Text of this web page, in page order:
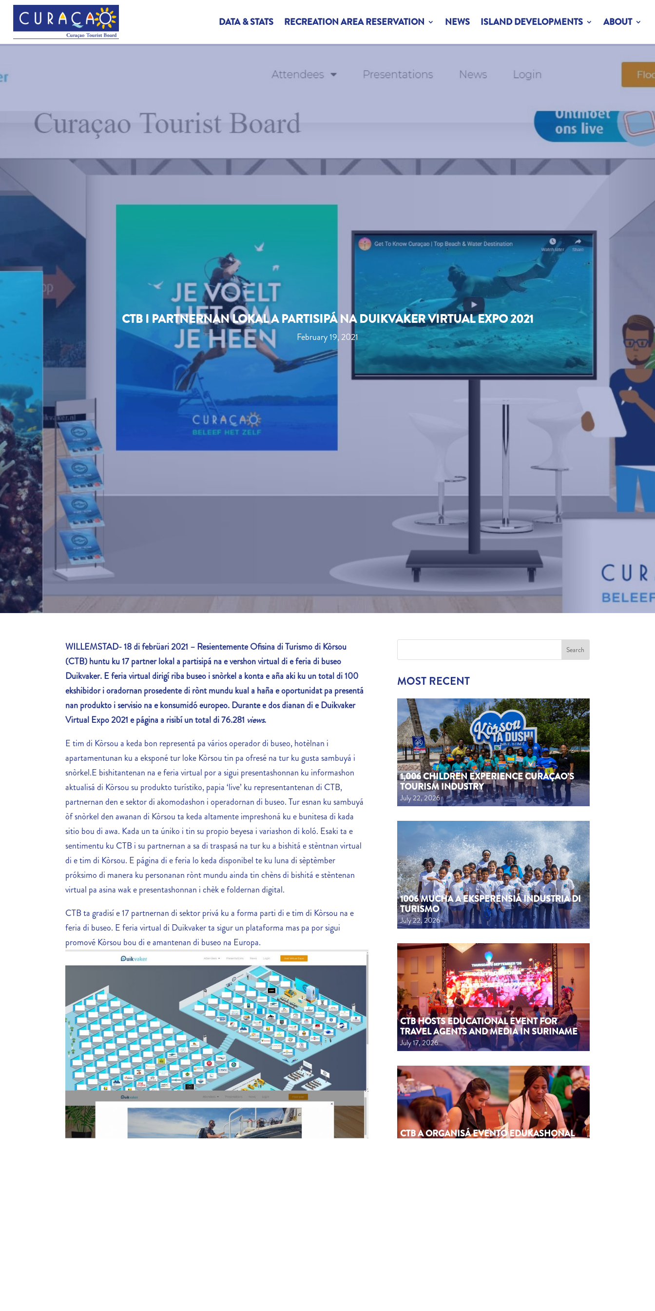
DATA & STATS RECREATION AREA RESERVATION NEWS ISLAND DEVELOPMENTS ABOUT
CTB I PARTNERNAN LOKAL A PARTISIPÁ NA DUIKVAKER VIRTUAL EXPO 2021
February 19, 2021
WILLEMSTAD- 18 di febrüari 2021 – Resientemente Ofisina di Turismo di Kòrsou
(CTB) huntu ku 17 partner lokal a partisipá na e vershon virtual di e feria di buseo
Duikvaker. E feria virtual dirigí riba buseo i snòrkel a konta e aña aki ku un total di 100
ekshibidor i oradornan prosedente di rònt mundu kual a haña e oportunidat pa presentá
nan produkto i servisio na e konsumidó europeo. Durante e dos dianan di e Duikvaker
Virtual Expo 2021 e página a risibí un total di 76.281 views.
E tim di Kòrsou a keda bon representá pa vários operador di buseo, hotèlnan i
apartamentunan ku a eksponé tur loke Kòrsou tin pa ofresé na tur ku gusta sambuyá i
snòrkel.E bishitantenan na e feria virtual por a sigui presentashonnan ku informashon
aktualisá di Kòrsou su produkto turístiko, papia ‘live’ ku representantenan di CTB,
partnernan den e sektor di akomodashon i operadornan di buseo. Tur esnan ku sambuyá
òf snòrkel den awanan di Kòrsou ta keda altamente impreshoná ku e bunitesa di kada
sitio bou di awa. Kada un ta úniko i tin su propio beyesa i variashon di koló. Esaki ta e
sentimentu ku CTB i su partnernan a sa di traspasá na tur ku a bishitá e stèntnan virtual
di e tim di Kòrsou. E página di e feria lo keda disponibel te ku luna di sèptèmber
próksimo di manera ku personanan rònt mundu ainda tin chèns di bishitá e stèntenan
virtual pa asina wak e presentashonnan i chèk e foldernan digital.
CTB ta gradisí e 17 partnernan di sektor privá ku a forma parti di e tim di Kòrsou na e
feria di buseo. E feria virtual di Duikvaker ta sigur un plataforma mas pa por sigui
promové Kòrsou bou di e amantenan di buseo na Europa.
MOST RECENT
1,006 CHILDREN EXPERIENCE CURAÇAO’S
TOURISM INDUSTRY
July 22, 2026
1006 MUCHA A EKSPERENSIÁ INDUSTRIA DI
TURISMO
July 22, 2026
CTB HOSTS EDUCATIONAL EVENT FOR
TRAVEL AGENTS AND MEDIA IN SURINAME
July 17, 2026
CTB A ORGANISÁ EVENTO EDUKASHONAL